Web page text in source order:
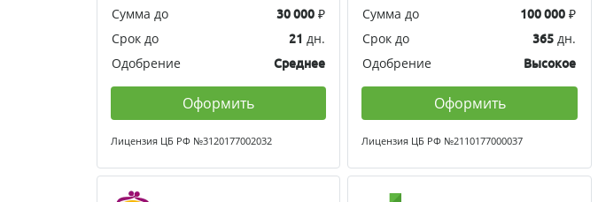
Сумма до 30 000₽
Срок до
21 дн.
Одобрение
Среднее
Оформить
Лицензия ЦБ РФ №3120177002032
Сумма до 100 000 ₽
Срок до
365 дн.
Одобрение
Высокое
Оформить
Лицензия ЦБ РФ №2110177000037